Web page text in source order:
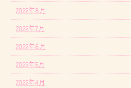
2022年8月
2022年7月
2022年6月
2022年5月
2022年4月